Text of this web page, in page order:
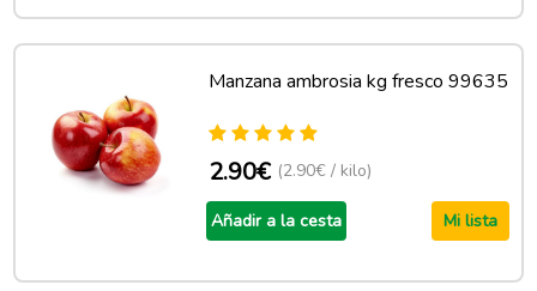
Manzana ambrosia kg fresco 99635
2.90€ (2.90€ / kilo)
Añadir a la cesta Mi lista